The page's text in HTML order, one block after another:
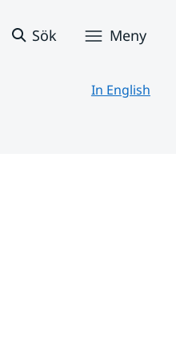
Sök Meny
In English